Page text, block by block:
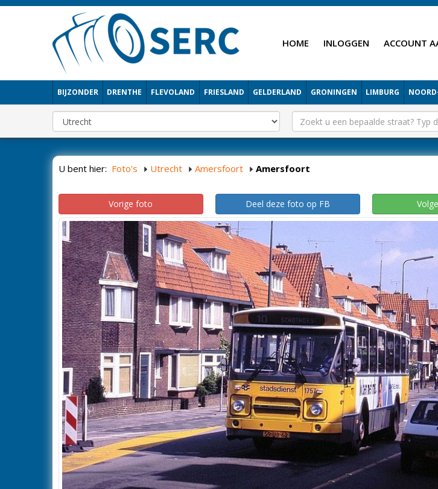
HOME INLOGGEN ACCOUNT
BIJZONDER DRENTHE FLEVOLAND FRIESLAND GELDERLAND GRONINGEN LIMBURG
U bent hier: Foto's Utrecht Amersfoort Amersfoort
Vorige foto Deel deze foto op FB